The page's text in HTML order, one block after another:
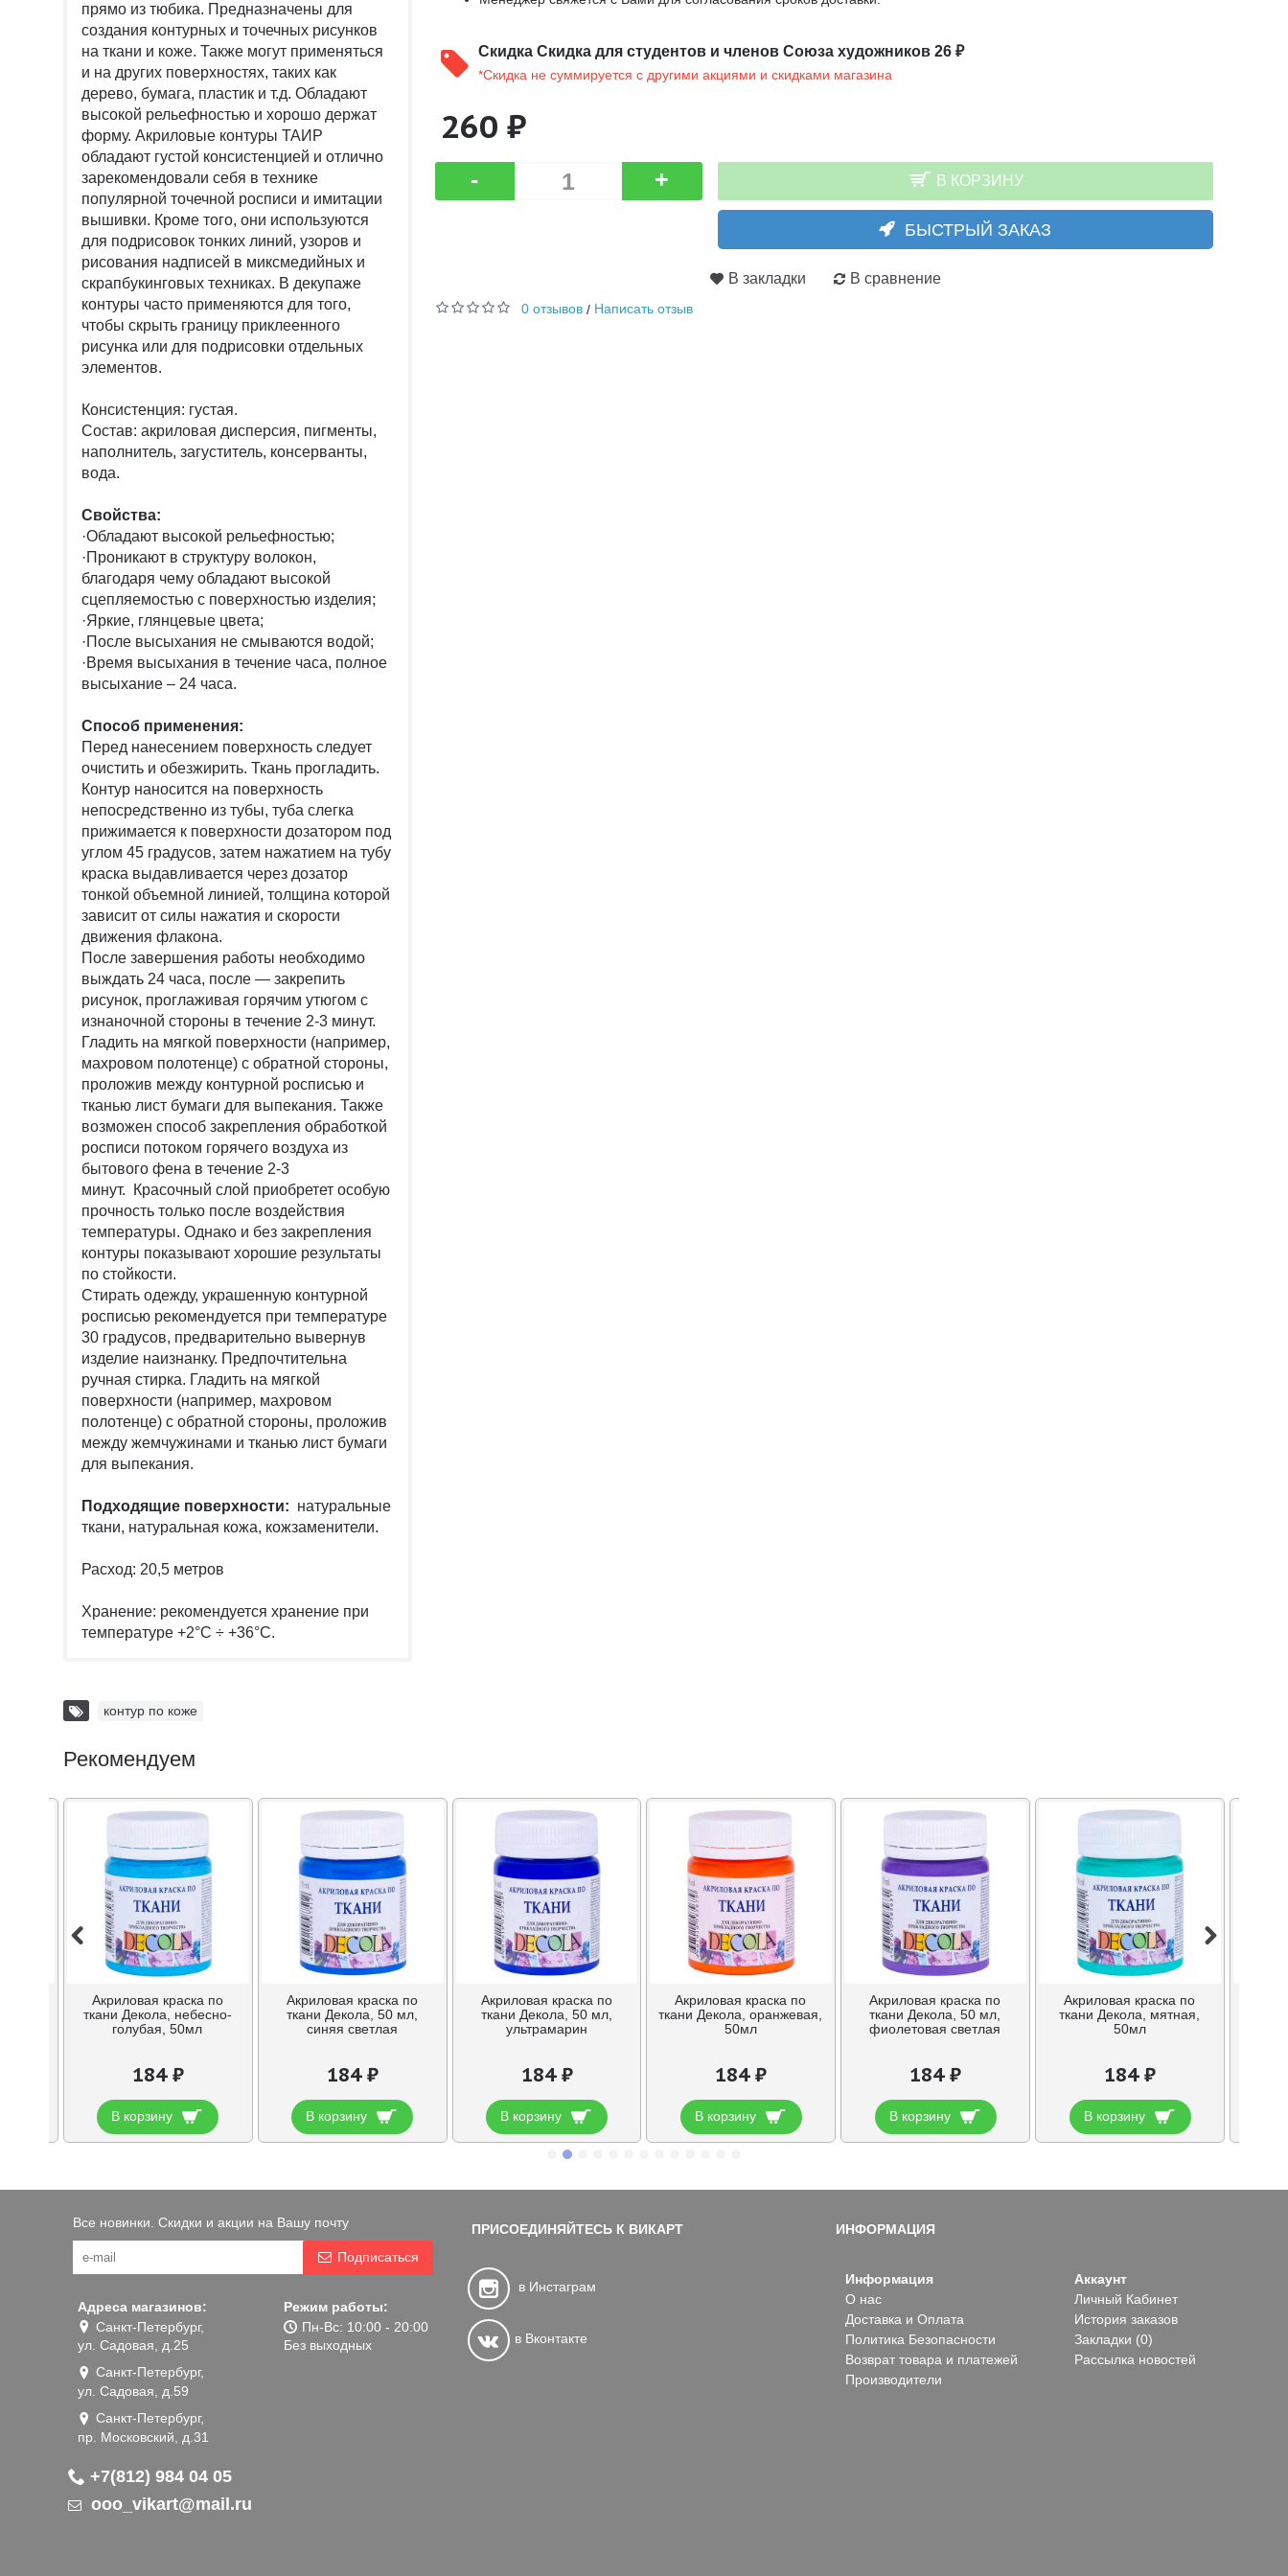
прямо из тюбика. Предназначены для
создания контурных и точечных рисунков
на ткани и коже. Также могут применяться
и на других поверхностях, таких как
дерево, бумага, пластик и т.д. Обладают
высокой рельефностью и хорошо держат
форму. Акриловые контуры ТАИР
обладают густой консистенцией и отлично
зарекомендовали себя в технике
популярной точечной росписи и имитации
вышивки. Кроме того, они используются
для подрисовок тонких линий, узоров и
рисования надписей в миксмедийных и
скрапбукинговых техниках. В декупаже
контуры часто применяются для того,
чтобы скрыть границу приклеенного
рисунка или для подрисовки отдельных
элементов.
Консистенция: густая.
Состав: акриловая дисперсия, пигменты,
наполнитель, загуститель, консерванты,
вода.
Свойства:
·Обладают высокой рельефностью;
·Проникают в структуру волокон,
благодаря чему обладают высокой
сцепляемостью с поверхностью изделия;
·Яркие, глянцевые цвета;
·После высыхания не смываются водой;
·Время высыхания в течение часа, полное
высыхание – 24 часа.
Способ применения:
Перед нанесением поверхность следует
очистить и обезжирить. Ткань прогладить.
Контур наносится на поверхность
непосредственно из тубы, туба слегка
прижимается к поверхности дозатором под
углом 45 градусов, затем нажатием на тубу
краска выдавливается через дозатор
тонкой объемной линией, толщина которой
зависит от силы нажатия и скорости
движения флакона.
После завершения работы необходимо
выждать 24 часа, после — закрепить
рисунок, проглаживая горячим утюгом с
изнаночной стороны в течение 2-3 минут.
Гладить на мягкой поверхности (например,
махровом полотенце) с обратной стороны,
проложив между контурной росписью и
тканью лист бумаги для выпекания. Также
возможен способ закрепления обработкой
росписи потоком горячего воздуха из
бытового фена в течение 2-3
минут. Красочный слой приобретет особую
прочность только после воздействия
температуры. Однако и без закрепления
контуры показывают хорошие результаты
по стойкости.
Стирать одежду, украшенную контурной
росписью рекомендуется при температуре
30 градусов, предварительно вывернув
изделие наизнанку. Предпочтительна
ручная стирка. Гладить на мягкой
поверхности (например, махровом
полотенце) с обратной стороны, проложив
между жемчужинами и тканью лист бумаги
для выпекания.
Подходящие поверхности: натуральные
ткани, натуральная кожа, кожзаменители.
Расход: 20,5 метров
Хранение: рекомендуется хранение при
температуре +2°C ÷ +36°C.
Скидка Скидка для студентов и членов Союза художников 26 ₽
*Скидка не суммируется с другими акциями и скидками магазина
260 ₽
- + В КОРЗИНУ
БЫСТРЫЙ ЗАКАЗ
В закладки В сравнение
0 отзывов/ Написать отзыв
контур по коже
Рекомендуем
Акриловая краска по
ткани Декола, небесно-
голубая, 50мл
184 ₽
В корзину
Акриловая краска по
ткани Декола, 50 мл,
синяя светлая
184 ₽
В корзину
Акриловая краска по
ткани Декола, 50 мл,
ультрамарин
184 ₽
В корзину
Акриловая краска по
ткани Декола, оранжевая,
50мл
184 ₽
В корзину
Акриловая краска по
ткани Декола, 50 мл,
фиолетовая светлая
184 ₽
В корзину
Акриловая краска по
ткани Декола, мятная,
50мл
184 ₽
В корзину
Все новинки. Скидки и акции на Вашу почту
Подписаться
Адреса магазинов:
Санкт-Петербург,
ул. Садовая, д.25
Санкт-Петербург,
ул. Садовая, д.59
Санкт-Петербург,
пр. Московский, д.31
Режим работы:
Пн-Вс: 10:00 - 20:00
Без выходных
+7(812) 984 04 05
ooo_vikart@mail.ru
ПРИСОЕДИНЯЙТЕСЬ К ВИКАРТ
в Инстаграм
в Вконтакте
ИНФОРМАЦИЯ
Информация
О нас
Доставка и Оплата
Политика Безопасности
Возврат товара и платежей
Производители
Аккаунт
Личный Кабинет
История заказов
Закладки (0)
Рассылка новостей